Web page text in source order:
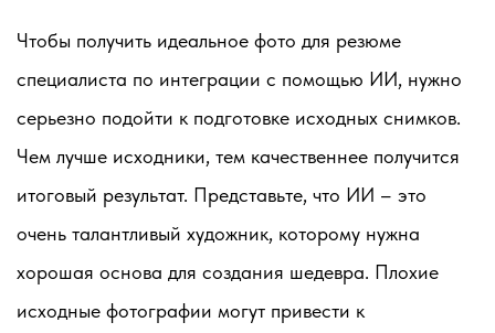
Чтобы получить идеальное фото для резюме
специалиста по интеграции с помощью ИИ, нужно
серьезно подойти к подготовке исходных снимков.
Чем лучше исходники, тем качественнее получится
итоговый результат. Представьте, что ИИ – это
очень талантливый художник, которому нужна
хорошая основа для создания шедевра. Плохие
исходные фотографии могут привести к